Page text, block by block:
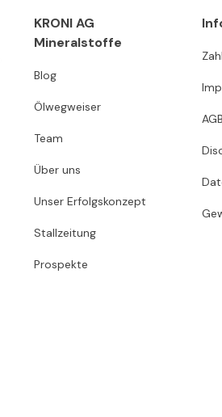
KRONI AG
Mineralstoffe
Blog
Ölwegweiser
Team
Über uns
Unser Erfolgskonzept
Stallzeitung
Prospekte
AGB